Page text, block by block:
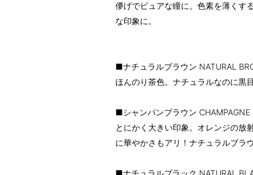
儚げでピュアな瞳に。色素を薄くす
な印象に。
■ナチュラルブラウン NATURAL
ほんのり茶色。ナチュラルなのに黒
■シャンパンブラウン CHAMPAGNE
とにかく大きい印象。オレンジの放
に華やかさもアリ！ナチュラルブラ
■ナチュラルブラック NATURAL